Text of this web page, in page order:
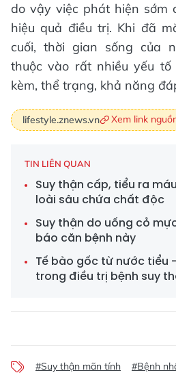
do vậy việc phát hiện sớm
hiệu quả điều trị. Khi đã
cuối, thời gian sống của
thuộc vào rất nhiều yếu
kèm, thể trạng, khả năng
lifestyle.znews.vn Xem link
TIN LIÊN QUAN
Suy thận cấp, tiểu ra
loài sâu chứa chất độc
Suy thận do uống cỏ
báo căn bệnh này
Tế bào gốc từ nước tiểu
trong điều trị bệnh suy
#Suy thận mãn tính #Bệnh